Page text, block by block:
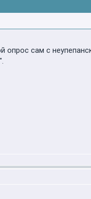
сам с